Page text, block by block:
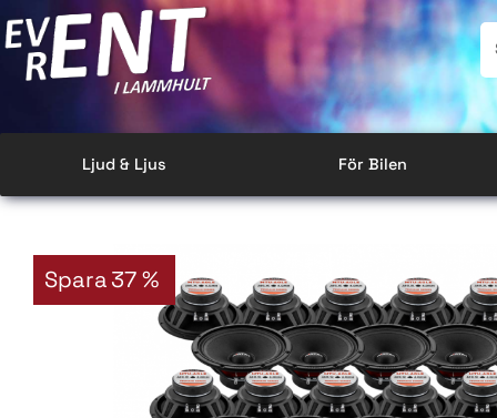
Ljud & Ljus För Bilen
Spara37 %